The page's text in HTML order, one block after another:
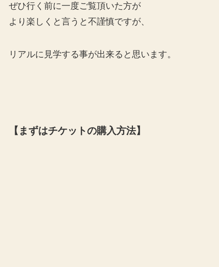
ぜひ行く前に一度ご覧頂いた方が
より楽しくと言うと不謹慎ですが、
リアルに見学する事が出来ると思います。
【まずはチケットの購入方法】